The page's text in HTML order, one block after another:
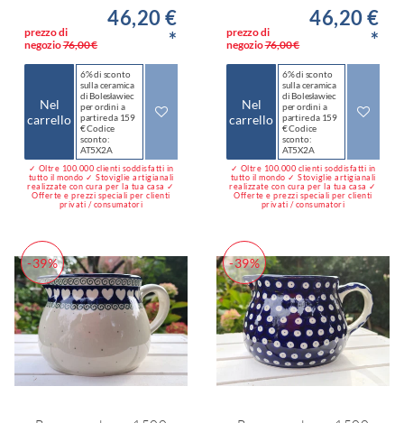
prezzo di
negozio76,00 €
46,20 €
*
Nel
carrello
6% di sconto
sulla ceramica
di Bolesławiec
per ordini a
partire da 159
€ Codice
sconto:
AT5X2A
✓ Oltre 100.000 clienti soddisfatti in
tutto il mondo ✓ Stoviglie artigianali
realizzate con cura per la tua casa ✓
Offerte e prezzi speciali per clienti
privati / consumatori
prezzo di
negozio76,00 €
46,20 €
*
Nel
carrello
6% di sconto
sulla ceramica
di Bolesławiec
per ordini a
partire da 159
€ Codice
sconto:
AT5X2A
✓ Oltre 100.000 clienti soddisfatti in
tutto il mondo ✓ Stoviglie artigianali
realizzate con cura per la tua casa ✓
Offerte e prezzi speciali per clienti
privati / consumatori
-39% -39%